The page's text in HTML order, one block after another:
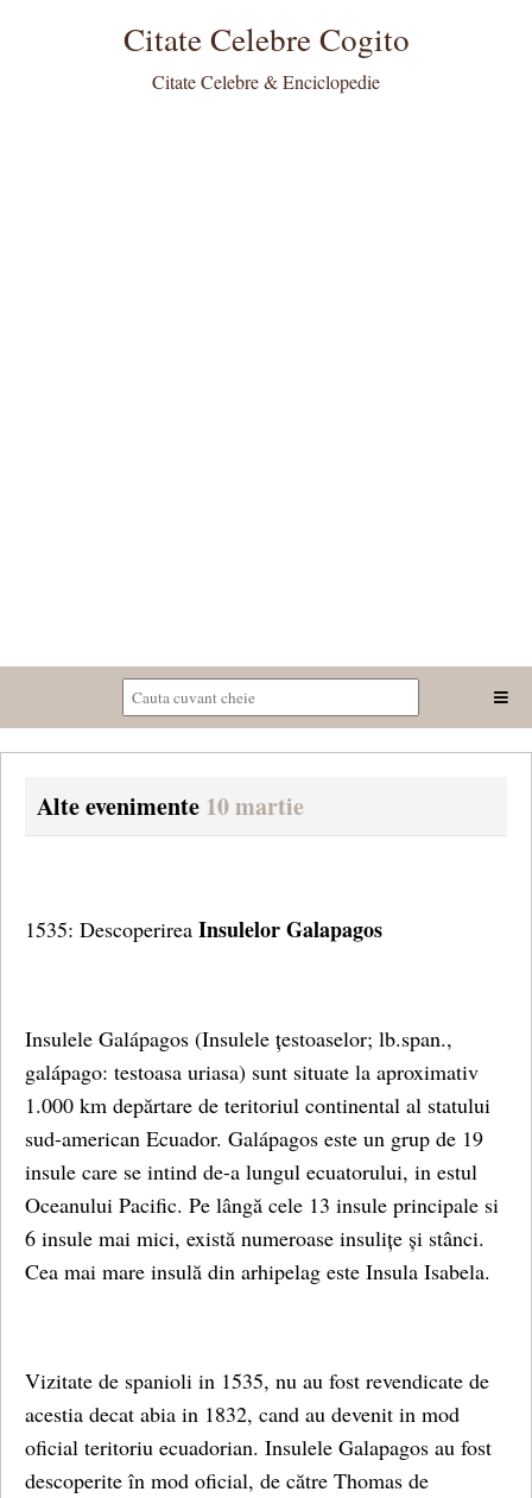
Citate Celebre Cogito
Citate Celebre & Enciclopedie
Alte evenimente 10 martie
1535: Descoperirea Insulelor Galapagos
Insulele Galápagos (Insulele țestoaselor; lb.span.,
galápago: testoasa uriasa) sunt situate la aproximativ
1.000 km depărtare de teritoriul continental al statului
sud-american Ecuador. Galápagos este un grup de 19
insule care se intind de-a lungul ecuatorului, in estul
Oceanului Pacific. Pe lângă cele 13 insule principale si
6 insule mai mici, există numeroase insulițe și stânci.
Cea mai mare insulă din arhipelag este Insula Isabela.
Vizitate de spanioli in 1535, nu au fost revendicate de
acestia decat abia in 1832, cand au devenit in mod
oficial teritoriu ecuadorian. Insulele Galapagos au fost
descoperite în mod oficial, de către Thomas de